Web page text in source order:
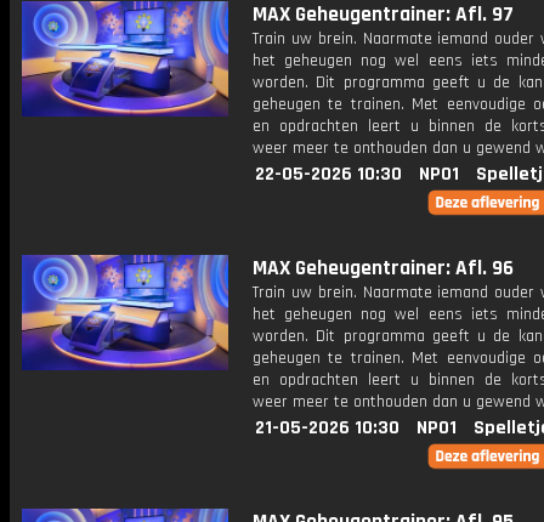
MAX Geheugentrainer: Afl. 97
Train uw brein. Naarmate iemand ouder
het geheugen nog wel eens iets
worden. Dit programma geeft u de
geheugen te trainen. Met eenvoudige
en opdrachten leert u binnen de
weer meer te onthouden dan u gewend
22-05-2026 10:30 NPO1
MAX Geheugentrainer: Afl. 96
Train uw brein. Naarmate iemand ouder
het geheugen nog wel eens iets
worden. Dit programma geeft u de
geheugen te trainen. Met eenvoudige
en opdrachten leert u binnen de
weer meer te onthouden dan u gewend
21-05-2026 10:30 NPO1